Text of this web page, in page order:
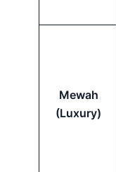
Mewah
(Luxury)